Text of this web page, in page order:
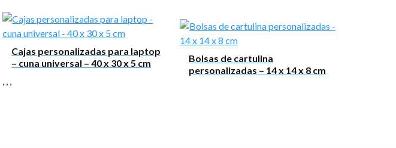
Cajas personalizadas para laptop
– cuna universal – 40 x 30 x 5 cm
, , ,
Bolsas de cartulina
personalizadas – 14 x 14 x 8 cm